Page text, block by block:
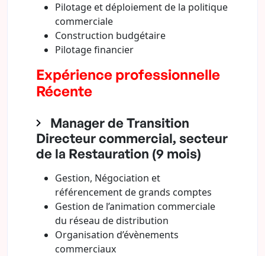
Pilotage et déploiement de la politique
commerciale
Construction budgétaire
Pilotage financier
Expérience professionnelle
Récente
Manager de Transition
Directeur commercial, secteur
de la Restauration (9 mois)
Gestion, Négociation et
référencement de grands comptes
Gestion de l’animation commerciale
du réseau de distribution
Organisation d’évènements
commerciaux